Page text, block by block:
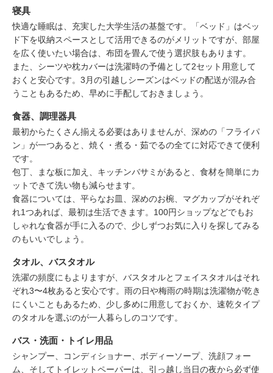
寝具
快適な睡眠は、充実した大学生活の基盤です。「ベッド」はベッ
ド下を収納スペースとして活用できるのがメリットですが、部屋
を広く使いたい場合は、布団を畳んで使う選択肢もあります。
また、シーツや枕カバーは洗濯時の予備として2セット用意して
おくと安心です。3月の引越しシーズンはベッドの配送が混み合
うこともあるため、早めに手配しておきましょう。
食器、調理器具
最初からたくさん揃える必要はありませんが、深めの「フライパ
ン」が一つあると、焼く・煮る・茹でるの全てに対応できて便利
です。
包丁、まな板に加え、キッチンバサミがあると、食材を簡単にカ
ットできて洗い物も減らせます。
食器については、平らなお皿、深めのお椀、マグカップがそれぞ
れ1つあれば、最初は生活できます。100円ショップなどでもお
しゃれな食器が手に入るので、少しずつお気に入りを探してみる
のもいいでしょう。
タオル、バスタオル
洗濯の頻度にもよりますが、バスタオルとフェイスタオルはそれ
ぞれ3〜4枚あると安心です。雨の日や梅雨の時期は洗濯物が乾き
にくいこともあるため、少し多めに用意しておくか、速乾タイプ
のタオルを選ぶのが一人暮らしのコツです。
バス・洗面・トイレ用品
シャンプー、コンディショナー、ボディーソープ、洗顔フォー
ム、そしてトイレットペーパーは、引っ越し当日の夜から必ず使